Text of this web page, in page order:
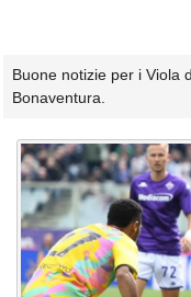
Buone notizie per i Viola
Bonaventura.